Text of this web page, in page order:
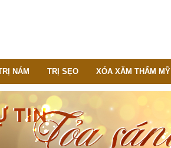
NÁM TRỊ SẸO XÓA XĂM THẨM MỸ